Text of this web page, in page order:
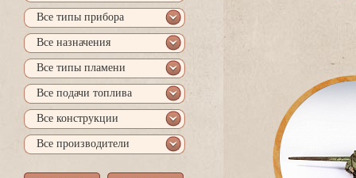
се типы прибора
се назначения
се типы пламени
се подачи топлива
се конструкции
се производители